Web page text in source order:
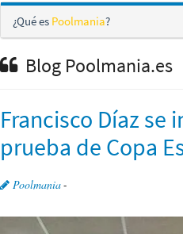
¿Qué es Poolmania?
Blog Poolmania.es
Francisco Díaz se
prueba de Copa
Poolmania-